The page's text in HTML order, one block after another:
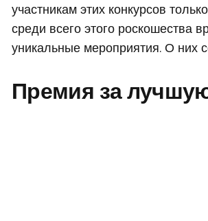
участникам этих конкурсов
среди всего этого роскошества
уникальные мероприятия. О них
Премия за